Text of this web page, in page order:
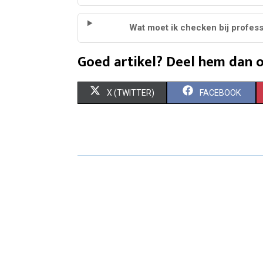
Wat moet ik checken bij
Goed artikel? Deel hem dan
S
R
X (TWITTER) S
R
FACEBOOK